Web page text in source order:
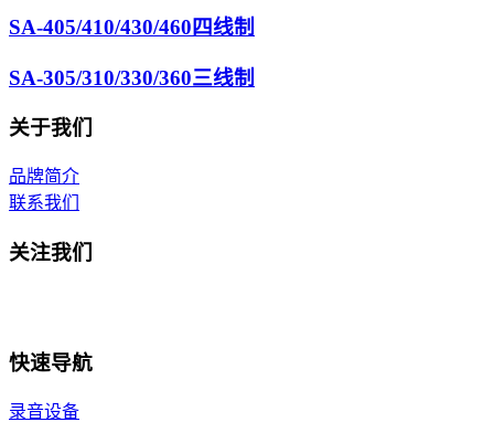
SA-405/410/430/460四线制
SA-305/310/330/360三线制
关于我们
品牌简介
联系我们
关注我们
快速导航
录音设备